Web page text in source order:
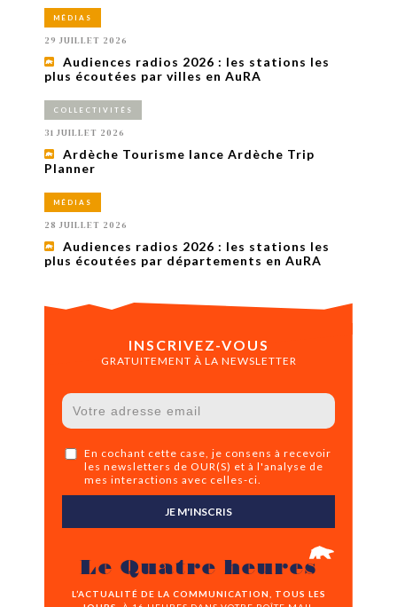
MÉDIAS
29 JUILLET 2026
Audiences radios 2026 : les stations les
plus écoutées par villes en AuRA
COLLECTIVITÉS
31 JUILLET 2026
Ardèche Tourisme lance Ardèche Trip
Planner
MÉDIAS
28 JUILLET 2026
Audiences radios 2026 : les stations les
plus écoutées par départements en AuRA
INSCRIVEZ-VOUS
GRATUITEMENT À LA NEWSLETTER
En cochant cette case, je consens à recevoir
les newsletters de OUR(S) et à l'analyse de
mes interactions avec celles-ci.
JE M'INSCRIS
Le Quatre heures
L’ACTUALITÉ DE LA COMMUNICATION, TOUS LES